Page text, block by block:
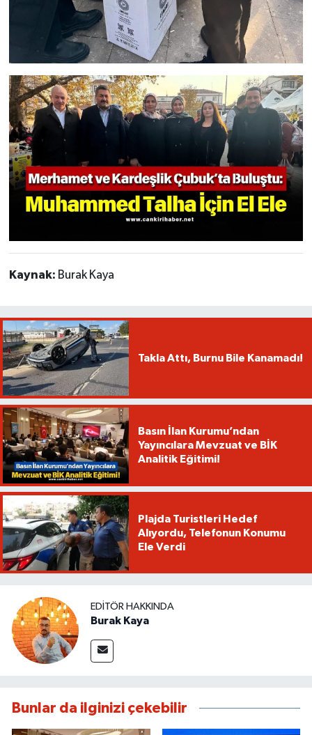
Kaynak: Burak Kaya
Takla Attı, Burnu Bile Kanamadı!
Basın İlan Kurumu’ndan
Yayıncılara Mevzuat ve BİK
Analitik Eğitimi!
Plajda Turistleri Hedef
Alıyordu, Telefonun Konumu
Ele Verdi
EDITÖR HAKKINDA
Burak Kaya
Bunlar da ilginizi çekebilir